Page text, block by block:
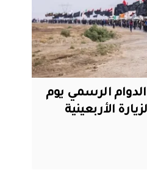
الرسمي يوم
الأربعينية